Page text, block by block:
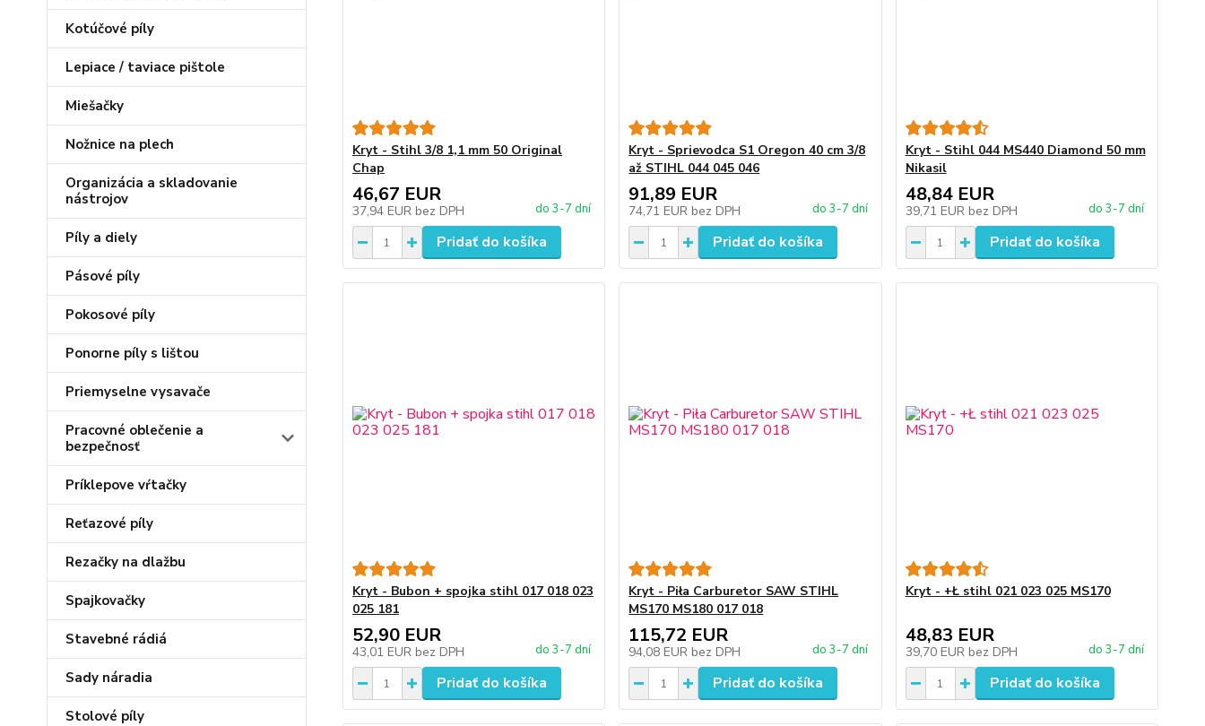
Kotúčové píly
Lepiace / taviace pištole
Miešačky
Nožnice na plech
Organizácia a skladovanie
nástrojov
Píly a diely
Pásové píly
Pokosové píly
Ponorne píly s lištou
Priemyselne vysavače
Pracovné oblečenie a
bezpečnosť
Príklepove vŕtačky
Reťazové píly
Rezačky na dlažbu
Spajkovačky
Stavebné rádiá
Sady náradia
Stolové píly
Kryt - Stihl 3/8 1,1 mm 50 Original
Chap
46,67 EUR
37,94 EUR bez DPH do 3-7 dní
Pridať do košíka
Kryt - Sprievodca S1 Oregon 40 cm 3/8
až STIHL 044 045 046
91,89 EUR
74,71 EUR bez DPH do 3-7 dní
Pridať do košíka
Kryt - Stihl 044 MS440 Diamond 50 mm
Nikasil
48,84 EUR
39,71 EUR bez DPH do 3-7 dní
Pridať do košíka
Kryt - Bubon + spojka stihl 017 018 023
025 181
52,90 EUR
43,01 EUR bez DPH do 3-7 dní
Pridať do košíka
Kryt - Piła Carburetor SAW STIHL
MS170 MS180 017 018
115,72 EUR
94,08 EUR bez DPH do 3-7 dní
Pridať do košíka
Kryt - +Ł stihl 021 023 025 MS170
48,83 EUR
39,70 EUR bez DPH do 3-7 dní
Pridať do košíka